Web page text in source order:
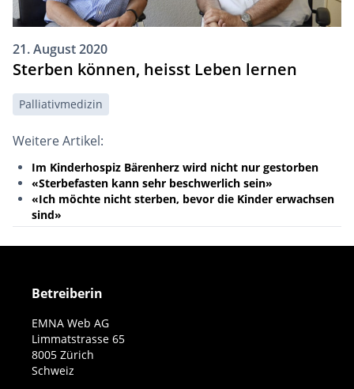
21. August 2020
Sterben können, heisst Leben lernen
Palliativmedizin
Weitere Artikel:
Im Kinderhospiz Bärenherz wird nicht nur gestorben
«Sterbefasten kann sehr beschwerlich sein»
«Ich möchte nicht sterben, bevor die Kinder erwachsen
sind»
Betreiberin
EMNA Web AG
Limmatstrasse 65
8005 Zürich
Schweiz